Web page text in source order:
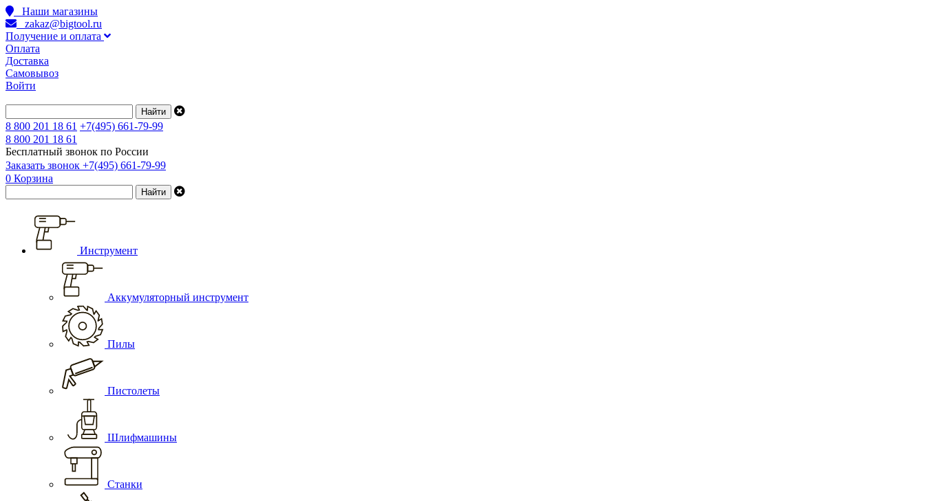
Наши магазины
zakaz@bigtool.ru
Получение и оплата
Оплата
Доставка
Самовывоз
Войти
8 800 201 18 61 +7(495) 661-79-99
8 800 201 18 61
Бесплатный звонок по России
Заказать звонок +7(495) 661-79-99
0 Корзина
Инструмент
Аккумуляторный инструмент
Пилы
Пистолеты
Шлифмашины
Станки